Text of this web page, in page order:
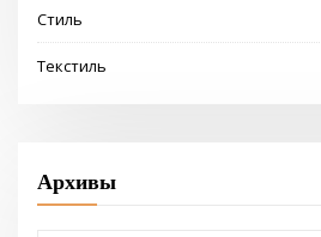
Стиль
Текстиль
Архивы